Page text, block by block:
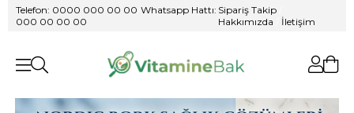
Telefon: 0000 000 00 00 Whatsapp Hattı:
000 00 00 00
Sipariş Takip
Hakkımızda
İletişim